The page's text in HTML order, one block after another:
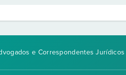
e Correspondentes Jurídicos